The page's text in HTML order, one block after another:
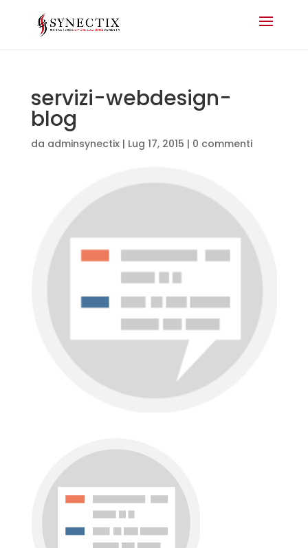
servizi-webdesign-
blog
da adminsynectix| Lug 17, 2015 | 0 commenti